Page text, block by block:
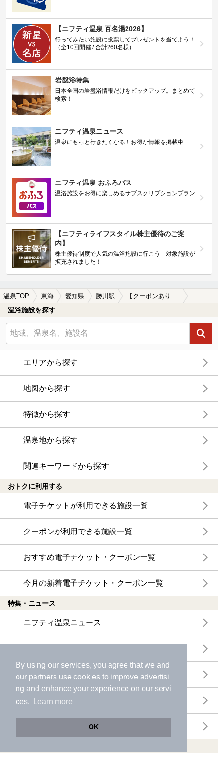
By using our services, you agree that we and
our partners use cookies to improve advertisi
ng and enhance your experience on our servi
ces.
Learn more
OK
【ニフティ温泉 百名湯2026】
行ってみたい施設に投票してプレゼントを当てよう！
（全10回開催 / 合計260名様）
岩盤浴特集
日本全国の岩盤浴情報だけをピックアップ。まとめて
検索！
ニフティ温泉ニュース
温泉にもっと行きたくなる！お得な情報を掲載中
ニフティ温泉 おふろパス
温浴施設をお得に楽しめるサブスクリプションプラン
【ニフティライフスタイル株主優待のご案
内】
株主優待制度で人気の温浴施設に行こう！対象施設が
拡充されました！
温泉TOP 東海 愛知県 勝川駅
温浴施設を探す
エリアから探す
地図から探す
特徴から探す
温泉地から探す
関連キーワードから探す
おトクに利用する
電子チケットが利用できる施設一覧
クーポンが利用できる施設一覧
おすすめ電子チケット・クーポン一覧
今月の新着電子チケット・クーポン一覧
特集・ニュース
ニフティ温泉ニュース
口コミを見る
特集
ニフティ温泉からのお知らせ